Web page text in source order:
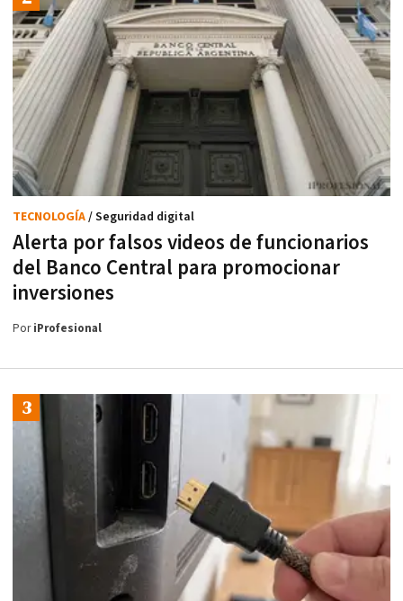
Alerta por falsos videos de funcionarios
del Banco Central para promocionar
inversiones
TECNOLOGÍA/ Seguridad digital
PoriProfesional